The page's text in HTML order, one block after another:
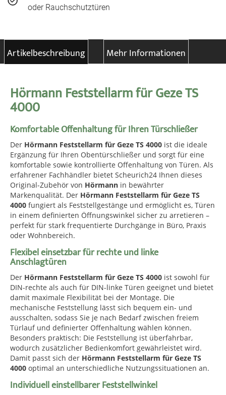
oder Rauchschutztüren
Artikelbeschreibung Mehr Informationen
Hörmann Feststellarm für Geze TS
4000
Komfortable Offenhaltung für Ihren Türschließer
Der Hörmann Feststellarm für Geze TS 4000 ist die ideale
Ergänzung für Ihren Obentürschließer und sorgt für eine
komfortable sowie kontrollierte Offenhaltung von Türen. Als
erfahrener Fachhändler bietet Scheurich24 Ihnen dieses
Original-Zubehör von Hörmann in bewährter
Markenqualität. Der Hörmann Feststellarm für Geze TS
4000 fungiert als Feststellgestänge und ermöglicht es, Türen
in einem definierten Öffnungswinkel sicher zu arretieren –
perfekt für stark frequentierte Durchgänge in Büro, Praxis
oder Wohnbereich.
Flexibel einsetzbar für rechte und linke
Anschlagtüren
Der Hörmann Feststellarm für Geze TS 4000 ist sowohl für
DIN-rechte als auch für DIN-linke Türen geeignet und bietet
damit maximale Flexibilität bei der Montage. Die
mechanische Feststellung lässt sich bequem ein- und
ausschalten, sodass Sie je nach Bedarf zwischen freiem
Türlauf und definierter Offenhaltung wählen können.
Besonders praktisch: Die Feststellung ist überfahrbar,
wodurch zusätzlicher Bedienkomfort gewährleistet wird.
Damit passt sich der Hörmann Feststellarm für Geze TS
4000 optimal an unterschiedliche Nutzungssituationen an.
Individuell einstellbarer Feststellwinkel